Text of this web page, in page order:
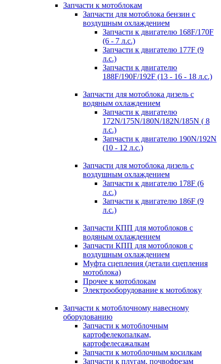
Запчасти к мотоблокам
Запчасти для мотоблока бензин с
воздушным охлаждением
Запчасти к двигателю 168F/170F
(6 - 7 л.с.)
Запчасти к двигателю 177F (9
л.с.)
Запчасти к двигателю
188F/190F/192F (13 - 16 - 18 л.с.)
Запчасти для мотоблока дизель с
водяным охлаждением
Запчасти к двигателю
172N/175N/180N/182N/185N ( 8
л.с.)
Запчасти к двигателю 190N/192N
(10 - 12 л.с.)
Запчасти для мотоблока дизель с
воздушным охлаждением
Запчасти к двигателю 178F (6
л.с.)
Запчасти к двигателю 186F (9
л.с.)
Запчасти КПП для мотоблоков с
водяным охлаждением
Запчасти КПП для мотоблоков с
воздушным охлаждением
Муфта сцепления (детали сцепления
мотоблока)
Прочее к мотоблокам
Электрооборудование к мотоблоку
Запчасти к мотоблочному навесному
оборудованию
Запчасти к мотоблочным
картофелекопалкам,
картофелесажалкам
Запчасти к мотоблочным косилкам
Запчасти к плугам, почвофрезам